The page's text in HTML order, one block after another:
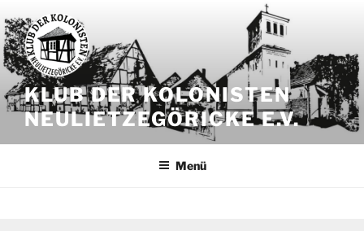
Inhalt
springen
KLUB DER KOLONISTEN
NEULIETZEGÖRICKE E.V.
Menü